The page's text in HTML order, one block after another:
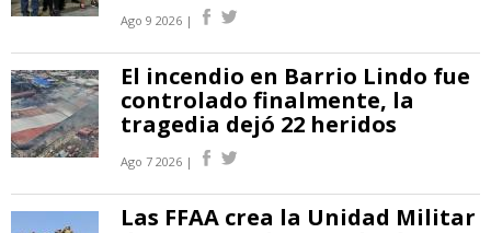
Ago 9 2026 |
El incendio en Barrio Lindo fue
controlado finalmente, la
tragedia dejó 22 heridos
Ago 7 2026 |
Las FFAA crea la Unidad Militar